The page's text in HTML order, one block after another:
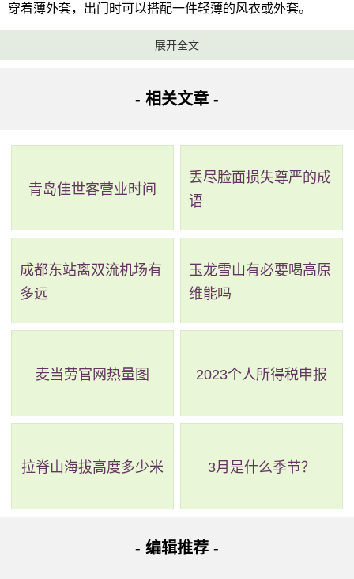
穿着薄外套，出门时可以搭配一件轻薄的风衣或外套。
2、选择轻薄的外套，例如棉质夹克、运动外套或轻质卫
3、穿着长袖针织衫或羊毛衫，搭配牛仔裤或长裤。如果
天气较寒冷可以选择配上一件轻便的羽绒服或棉衣等保暖外
薄但保暖的衣物，避免穿得过于厚重，影响舒适度。此外，
建议大家根据个人喜好和活动情况来选择不同的穿衣风格，
如休闲、运动或正式等等。同时，提醒大家多留意一下气温
展开全文
- 相关文章 -
青岛佳世客营业时间
丢尽脸面损失尊严的成
语
成都东站离双流机场有
多远
玉龙雪山有必要喝高原
维能吗
麦当劳官网热量图 2023个人所得税申报
拉脊山海拔高度多少米 3月是什么季节？
- 编辑推荐 -